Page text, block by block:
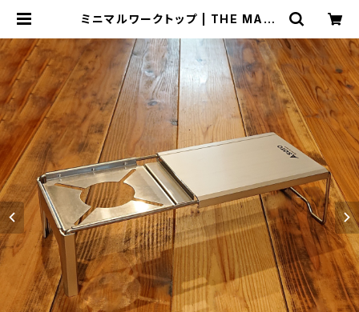
ミニマルワークトップ | THE MANI